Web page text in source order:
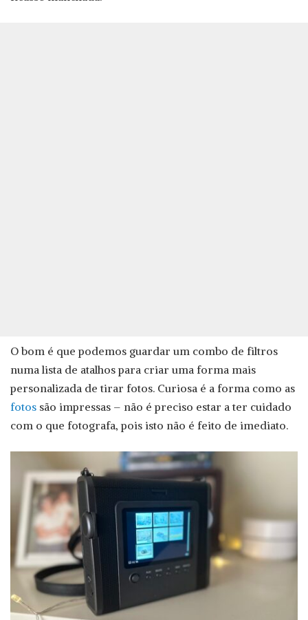
O bom é que podemos guardar um combo de filtros
numa lista de atalhos para criar uma forma mais
personalizada de tirar fotos. Curiosa é a forma como as
fotos são impressas – não é preciso estar a ter cuidado
com o que fotografa, pois isto não é feito de imediato.